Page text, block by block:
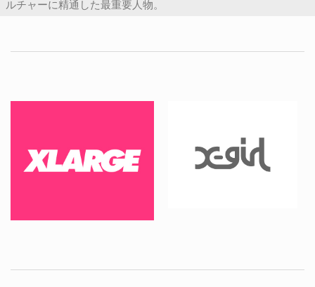
ルチャーに精通した最重要人物。